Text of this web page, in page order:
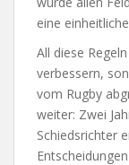
eine
All diese
verbessern,
vom Rugby
weiter: Zwei
Schiedsrichter